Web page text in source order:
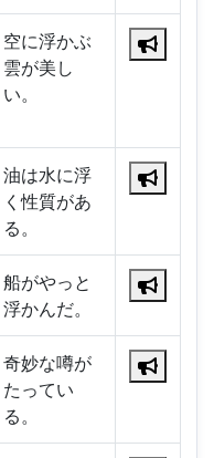
空に浮かぶ
雲が美し
い。
油は水に浮
く性質があ
る。
船がやっと
浮かんだ。
奇妙な噂が
たってい
る。